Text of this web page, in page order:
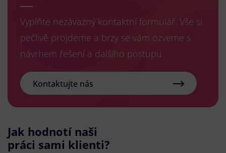
Vyplňte nezávazný kontaktní formulář. Vše si
pečlivě projdeme a brzy se vám ozveme s
návrhem řešení a dalšího postupu.
Kontaktujte nás
Jak hodnotí naši
práci sami klienti?